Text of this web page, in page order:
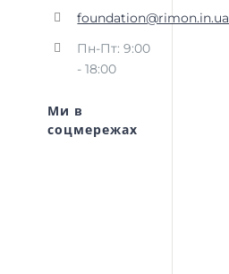
foundation@rimon.in.ua
Пн-Пт: 9:00
- 18:00
Ми в
соцмережах